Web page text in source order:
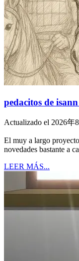
pedacitos de
Actualizado el 2026年
El muy a largo
novedades bastante a
LEER MÁS...